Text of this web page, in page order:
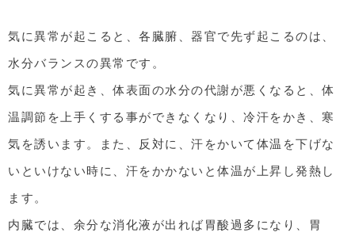
気に異常が起こると、各臓腑、器官で先ず起こるのは、
水分バランスの異常です。
気に異常が起き、体表面の水分の代謝が悪くなると、体
温調節を上手くする事ができなくなり、冷汗をかき、寒
気を誘います。また、反対に、汗をかいて体温を下げな
いといけない時に、汗をかかないと体温が上昇し発熱し
ます。
内臓では、余分な消化液が出れば胃酸過多になり、胃